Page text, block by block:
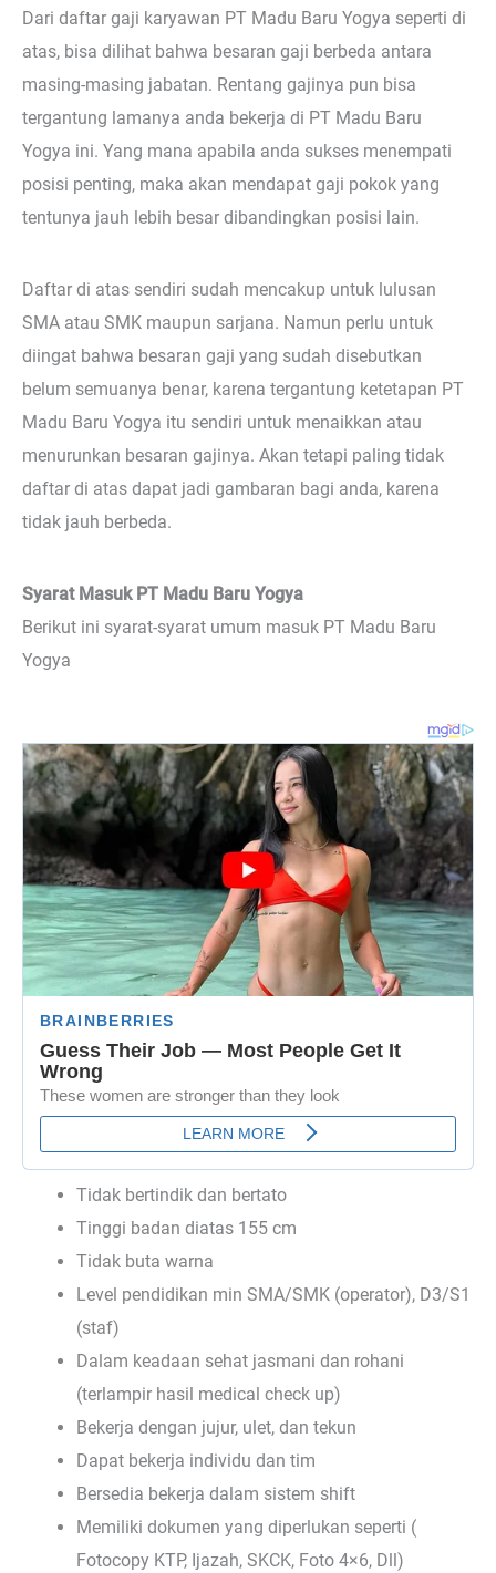
Dari daftar gaji karyawan PT Madu Baru Yogya seperti di
atas, bisa dilihat bahwa besaran gaji berbeda antara
masing-masing jabatan. Rentang gajinya pun bisa
tergantung lamanya anda bekerja di PT Madu Baru
Yogya ini. Yang mana apabila anda sukses menempati
posisi penting, maka akan mendapat gaji pokok yang
tentunya jauh lebih besar dibandingkan posisi lain.
Daftar di atas sendiri sudah mencakup untuk lulusan
SMA atau SMK maupun sarjana. Namun perlu untuk
diingat bahwa besaran gaji yang sudah disebutkan
belum semuanya benar, karena tergantung ketetapan PT
Madu Baru Yogya itu sendiri untuk menaikkan atau
menurunkan besaran gajinya. Akan tetapi paling tidak
daftar di atas dapat jadi gambaran bagi anda, karena
tidak jauh berbeda.
Syarat Masuk PT Madu Baru Yogya
Berikut ini syarat-syarat umum masuk PT Madu Baru
Yogya
Tidak bertindik dan bertato
Tinggi badan diatas 155 cm
Tidak buta warna
Level pendidikan min SMA/SMK (operator), D3/S1
(staf)
Dalam keadaan sehat jasmani dan rohani
(terlampir hasil medical check up)
Bekerja dengan jujur, ulet, dan tekun
Dapat bekerja individu dan tim
Bersedia bekerja dalam sistem shift
Memiliki dokumen yang diperlukan seperti (
Fotocopy KTP, Ijazah, SKCK, Foto 4×6, Dll)